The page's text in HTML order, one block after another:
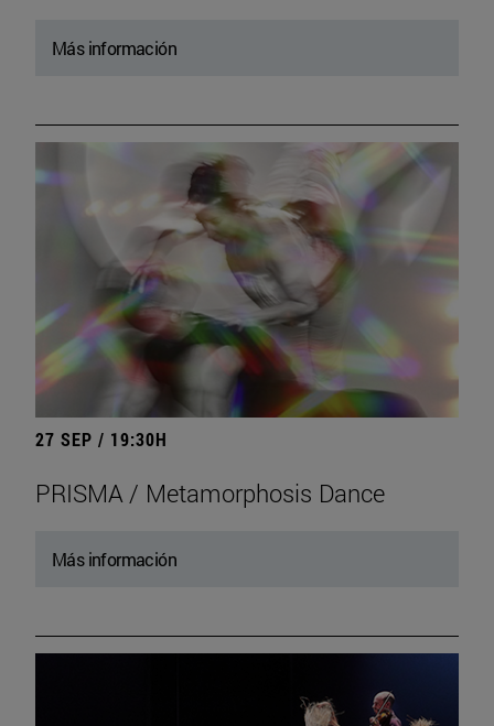
Más información
27 SEP / 19:30H
PRISMA / Metamorphosis Dance
Más información